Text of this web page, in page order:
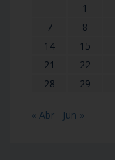
1
7
8
14
15
21
22
28
29
« Abr Jun »